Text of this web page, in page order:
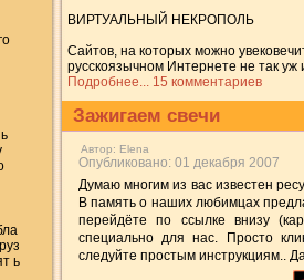
ь
ВИРТУАЛЬНЫЙ НЕКРОПОЛЬ
Сайтов, на которых можно
русскоязычном Интернете не так уж
Подробнее... 15 комментариев
Зажигаем свечи
Автор: Elena
Опубликовано: 01 декабря 2007
Думаю многим из вас известен
В память о наших любимцах
перейдёте по ссылке внизу
специально для нас. Просто
следуйте простым инструкциям..